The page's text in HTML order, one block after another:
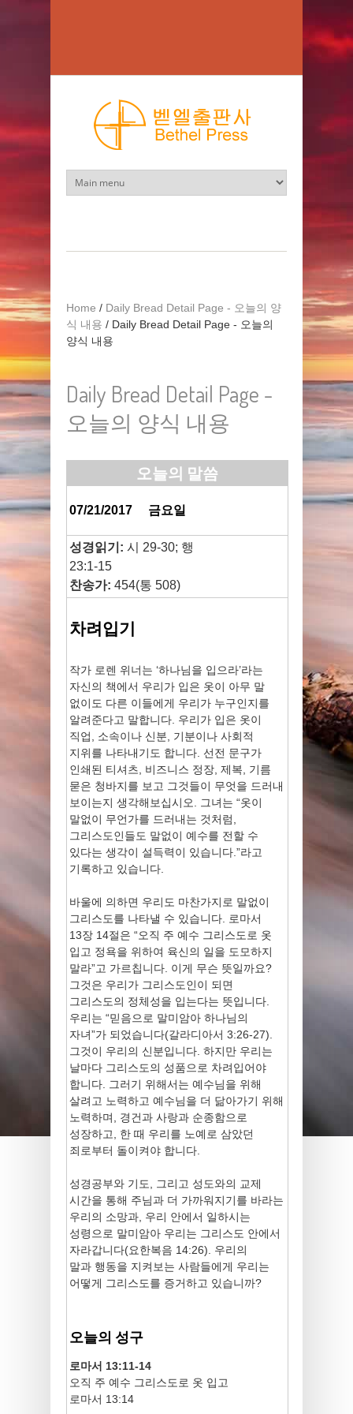
Home / Daily Bread Detail Page - 오늘의 양
식 내용 / Daily Bread Detail Page - 오늘의
양식 내용
Daily Bread Detail Page -
오늘의 양식 내용
오늘의 말씀
07/21/2017금요일
성경읽기: 시 29-30; 행
23:1-15
찬송가: 454(통 508)
차려입기
작가 로렌 위너는 ‘하나님을 입으라’라는
자신의 책에서 우리가 입은 옷이 아무 말
없이도 다른 이들에게 우리가 누구인지를
알려준다고 말합니다. 우리가 입은 옷이
직업, 소속이나 신분, 기분이나 사회적
지위를 나타내기도 합니다. 선전 문구가
인쇄된 티셔츠, 비즈니스 정장, 제복, 기름
묻은 청바지를 보고 그것들이 무엇을 드러내
보이는지 생각해보십시오. 그녀는 “옷이
말없이 무언가를 드러내는 것처럼,
그리스도인들도 말없이 예수를 전할 수
있다는 생각이 설득력이 있습니다.”라고
기록하고 있습니다.
바울에 의하면 우리도 마찬가지로 말없이
그리스도를 나타낼 수 있습니다. 로마서
13장 14절은 “오직 주 예수 그리스도로 옷
입고 정욕을 위하여 육신의 일을 도모하지
말라”고 가르칩니다. 이게 무슨 뜻일까요?
그것은 우리가 그리스도인이 되면
그리스도의 정체성을 입는다는 뜻입니다.
우리는 “믿음으로 말미암아 하나님의
자녀”가 되었습니다(갈라디아서 3:26-27).
그것이 우리의 신분입니다. 하지만 우리는
날마다 그리스도의 성품으로 차려입어야
합니다. 그러기 위해서는 예수님을 위해
살려고 노력하고 예수님을 더 닮아가기 위해
노력하며, 경건과 사랑과 순종함으로
성장하고, 한 때 우리를 노예로 삼았던
죄로부터 돌이켜야 합니다.
성경공부와 기도, 그리고 성도와의 교제
시간을 통해 주님과 더 가까워지기를 바라는
우리의 소망과, 우리 안에서 일하시는
성령으로 말미암아 우리는 그리스도 안에서
자라갑니다(요한복음 14:26). 우리의
말과 행동을 지켜보는 사람들에게 우리는
어떻게 그리스도를 증거하고 있습니까?
오늘의 성구
로마서 13:11-14
오직 주 예수 그리스도로 옷 입고
로마서 13:14